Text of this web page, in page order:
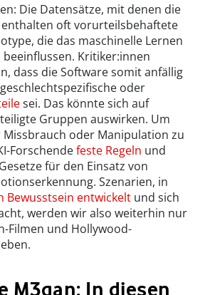
Die Datensätze, mit denen die
oft vorurteilsbehaftete
die das maschinelle Lernen
Kritiker:innen
dass die Software somit anfällig
oder
sei. Das könnte sich auf
Gruppen auswirken. Um
Missbrauch oder Manipulation zu
Forschendefeste Regeln und
für den Einsatz von
Szenarien, in
Bewusstsein entwickelt und sich
werden wir also weiterhin nur
Filmen und Hollywood-
M3gan: In diesen